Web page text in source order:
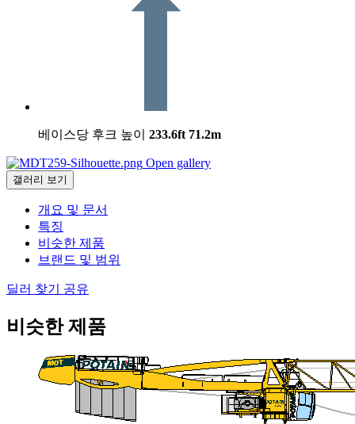
베이스당 후크 높이 233.6ft 71.2m
Open gallery
갤러리 보기
개요 및 문서
특징
비슷한 제품
브랜드 및 범위
딜러 찾기 공유
비슷한 제품